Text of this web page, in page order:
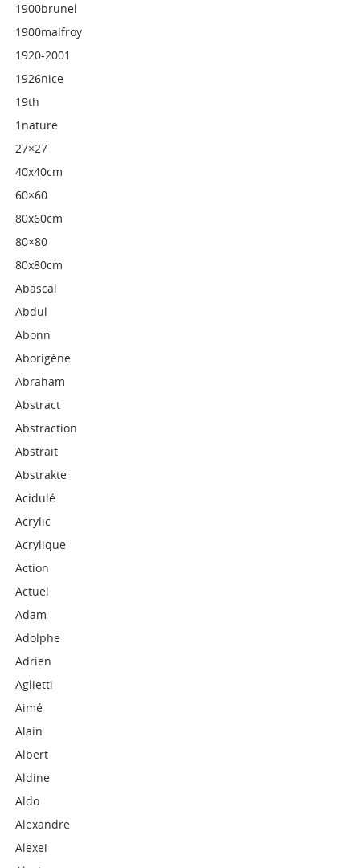
1900brunel
1900malfroy
1920-2001
1926nice
19th
1nature
27×27
40x40cm
60×60
80x60cm
80×80
80x80cm
Abascal
Abdul
Abonn
Aborigène
Abraham
Abstract
Abstraction
Abstrait
Abstrakte
Acidulé
Acrylic
Acrylique
Action
Actuel
Adam
Adolphe
Adrien
Aglietti
Aimé
Alain
Albert
Aldine
Aldo
Alexandre
Alexei